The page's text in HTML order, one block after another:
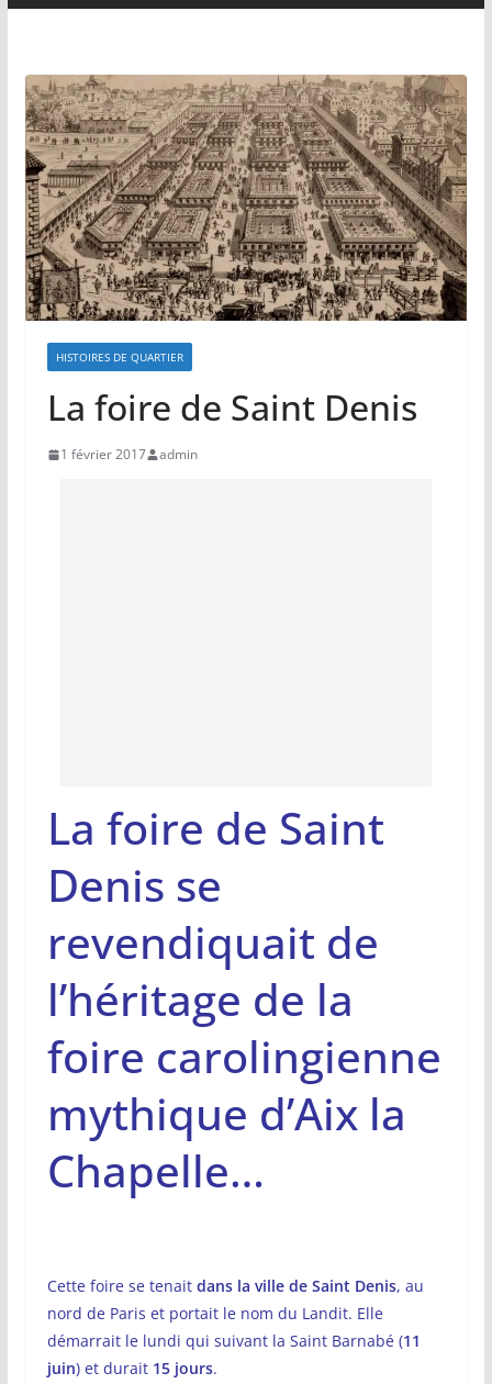
HISTOIRES DE QUARTIER
La foire de Saint Denis
1 février 2017 admin
La foire de Saint
Denis se
revendiquait de
l’héritage de la
foire carolingienne
mythique d’Aix la
Chapelle…
Cette foire se tenait dans la ville de Saint Denis, au
nord de Paris et portait le nom du Landit. Elle
démarrait le lundi qui suivant la Saint Barnabé (11
juin) et durait 15 jours.